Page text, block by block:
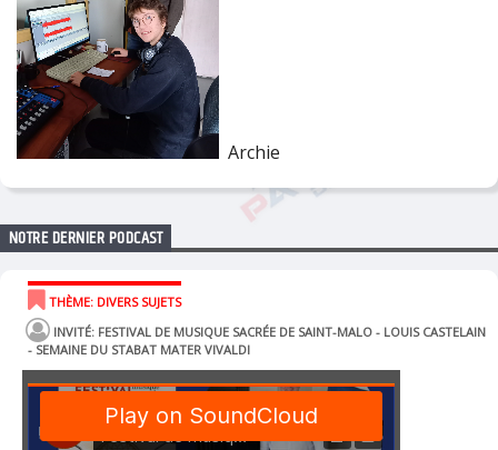
Archie
NOTRE DERNIER PODCAST
THÈME: DIVERS SUJETS
INVITÉ: FESTIVAL DE MUSIQUE SACRÉE DE SAINT-MALO - LOUIS CASTELAIN
- SEMAINE DU STABAT MATER VIVALDI